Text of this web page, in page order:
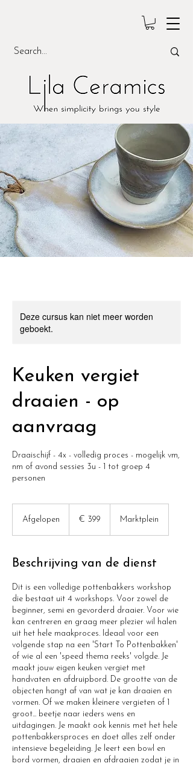
Deze cursus kan niet meer worden
geboekt.
Keuken vergiet
draaien - op
aanvraag
Draaischijf - 4x - volledig proces - mogelijk vm,
nm of avond sessies 3u - 1 tot groep 4
personen
Afgelopen
p
e
n
euro
€ 399 Marktplein
Beschrijving van de dienst
Dit is een volledige pottenbakkers workshop
die bestaat uit 4 workshops. Voor zowel de
beginner, semi en gevorderd draaier. Voor wie
kan centreren en graag meer plezier wil halen
uit het hele maakproces. Ideaal voor een
volgende stap na een 'Start To Pottenbakken'
of wie al een 'speed thema reeks' volgde. Je
maakt jouw eigen keuken vergiet met
handvaten en afdruipbord. De grootte van de
objecten hangt af van wat je kan draaien en
vormen. Of we maken kleinere vergieten of 1
groot... beetje naar ieders wens en
uitdagingen. Je maakt ook kennis met het hele
pottenbakkersproces en doet alles zelf onder
intensieve begeleiding. Je leert een bowl en
bord vormen, draaien en afdraaien zodat je in